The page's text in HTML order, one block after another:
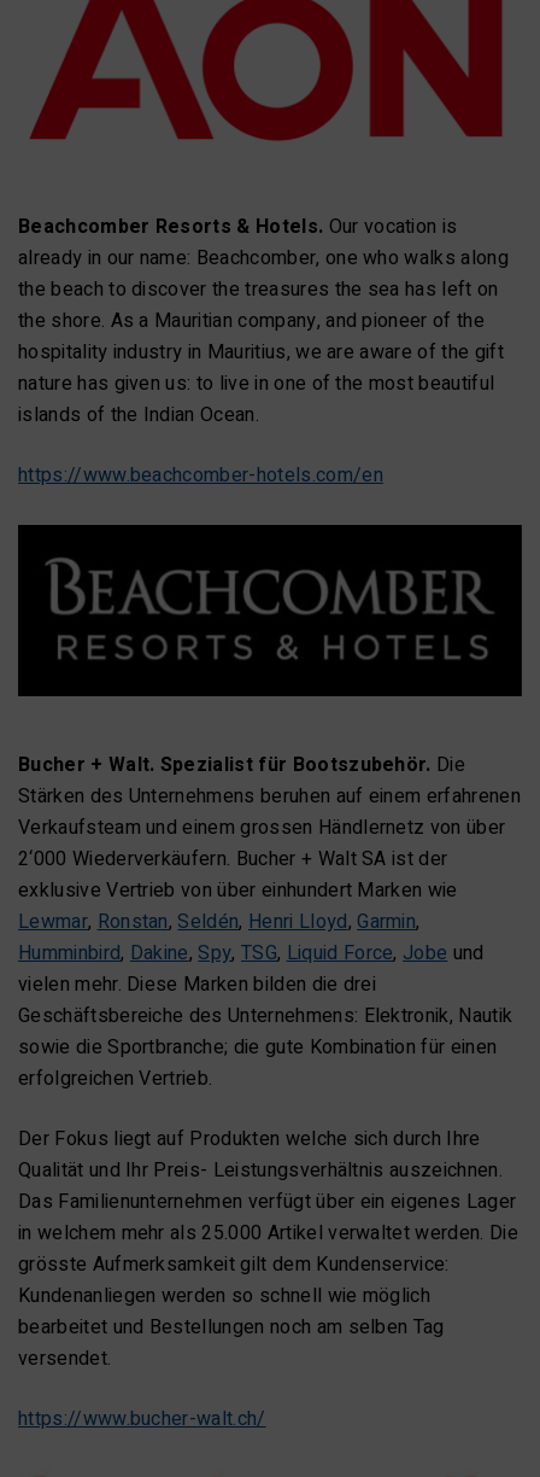
Beachcomber Resorts & Hotels. Our vocation is
already in our name: Beachcomber, one who walks along
the beach to discover the treasures the sea has left on
the shore. As a Mauritian company, and pioneer of the
hospitality industry in Mauritius, we are aware of the gift
nature has given us: to live in one of the most beautiful
islands of the Indian Ocean.
https://www.beachcomber-hotels.com/en
Bucher + Walt. Spezialist für Bootszubehör. Die
Stärken des Unternehmens beruhen auf einem erfahrenen
Verkaufsteam und einem grossen Händlernetz von über
2‘000 Wiederverkäufern. Bucher + Walt SA ist der
exklusive Vertrieb von über einhundert Marken wie
Lewmar, Ronstan, Seldén, Henri Lloyd,Garmin,
Humminbird, Dakine, Spy,TSG, Liquid Force, Jobe und
vielen mehr. Diese Marken bilden die drei
Geschäftsbereiche des Unternehmens: Elektronik, Nautik
sowie die Sportbranche; die gute Kombination für einen
erfolgreichen Vertrieb.
Der Fokus liegt auf Produkten welche sich durch Ihre
Qualität und Ihr Preis- Leistungsverhältnis auszeichnen.
Das Familienunternehmen verfügt über ein eigenes Lager
in welchem mehr als 25.000 Artikel verwaltet werden. Die
grösste Aufmerksamkeit gilt dem Kundenservice:
Kundenanliegen werden so schnell wie möglich
bearbeitet und Bestellungen noch am selben Tag
versendet.
https://www.bucher-walt.ch/